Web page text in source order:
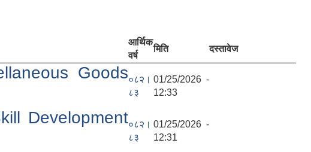
आर्थिक
वर्ष
मिति दस्तावेज
Goods०८२।
८३
01/25/2026 -
12:33
Development०८२।
८३
01/25/2026 -
12:31